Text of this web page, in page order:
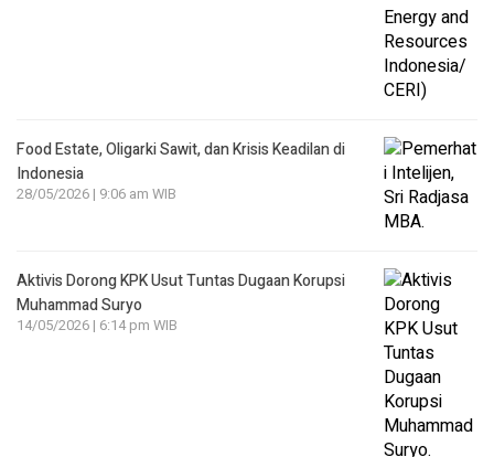
Food Estate, Oligarki Sawit, dan Krisis Keadilan di
Indonesia
28/05/2026 | 9:06 am WIB
Aktivis Dorong KPK Usut Tuntas Dugaan Korupsi
Muhammad Suryo
14/05/2026 | 6:14 pm WIB